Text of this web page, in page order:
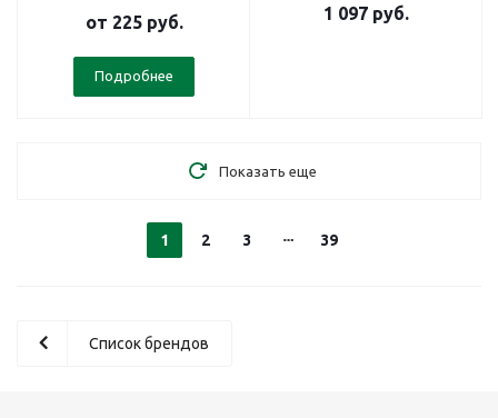
от 225 руб.
Подробнее
1 097 руб.
Показать еще
1 2 3 39
Список брендов